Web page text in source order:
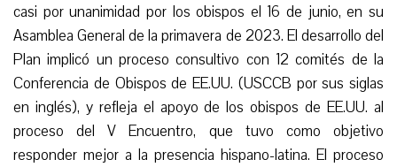
casi por unanimidad por los obispos el 16 de junio, en su
Asamblea General de la primavera de 2023. El desarrollo del
Plan implicó un proceso consultivo con 12 comités de la
Conferencia de Obispos de EE.UU. (USCCB por sus siglas
en inglés), y refleja el apoyo de los obispos de EE.UU. al
proceso del V Encuentro, que tuvo como objetivo
responder mejor a la presencia hispano-latina. El proceso